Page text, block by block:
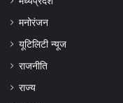
मनोरंजन
यूटिलिटी न्यूज
राजनीति
राज्य